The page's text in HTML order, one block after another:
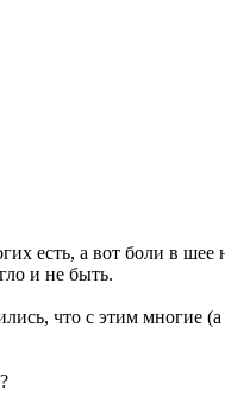
есть, а вот боли в шее
и не быть.
что с этим многие (а